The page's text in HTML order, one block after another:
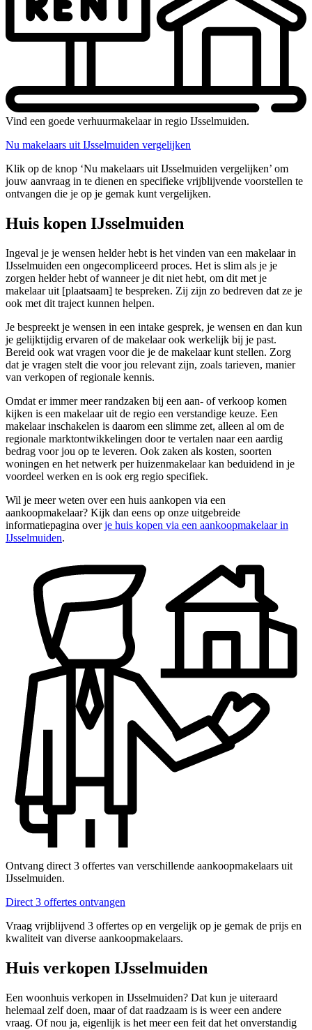
Vind een goede verhuurmakelaar in regio IJsselmuiden.
Nu makelaars uit IJsselmuiden vergelijken
Klik op de knop ‘Nu makelaars uit IJsselmuiden vergelijken’ om
jouw aanvraag in te dienen en specifieke vrijblijvende voorstellen te
ontvangen die je op je gemak kunt vergelijken.
Huis kopen IJsselmuiden
Ingeval je je wensen helder hebt is het vinden van een makelaar in
IJsselmuiden een ongecompliceerd proces. Het is slim als je je
zorgen helder hebt of wanneer je dit niet hebt, om dit met je
makelaar uit [plaatsaam] te bespreken. Zij zijn zo bedreven dat ze je
ook met dit traject kunnen helpen.
Je bespreekt je wensen in een intake gesprek, je wensen en dan kun
je gelijktijdig ervaren of de makelaar ook werkelijk bij je past.
Bereid ook wat vragen voor die je de makelaar kunt stellen. Zorg
dat je vragen stelt die voor jou relevant zijn, zoals tarieven, manier
van verkopen of regionale kennis.
Omdat er immer meer randzaken bij een aan- of verkoop komen
kijken is een makelaar uit de regio een verstandige keuze. Een
makelaar inschakelen is daarom een slimme zet, alleen al om de
regionale marktontwikkelingen door te vertalen naar een aardig
bedrag voor jou op te leveren. Ook zaken als kosten, soorten
woningen en het netwerk per huizenmakelaar kan beduidend in je
voordeel werken en is ook erg regio specifiek.
Wil je meer weten over een huis aankopen via een
aankoopmakelaar? Kijk dan eens op onze uitgebreide
informatiepagina overje huis kopen via een aankoopmakelaar in
IJsselmuiden.
Ontvang direct 3 offertes van verschillende aankoopmakelaars uit
IJsselmuiden.
Direct 3 offertes ontvangen
Vraag vrijblijvend 3 offertes op en vergelijk op je gemak de prijs en
kwaliteit van diverse aankoopmakelaars.
Huis verkopen IJsselmuiden
Een woonhuis verkopen in IJsselmuiden? Dat kun je uiteraard
helemaal zelf doen, maar of dat raadzaam is is weer een andere
vraag. Of nou ja, eigenlijk is het meer een feit dat het onverstandig